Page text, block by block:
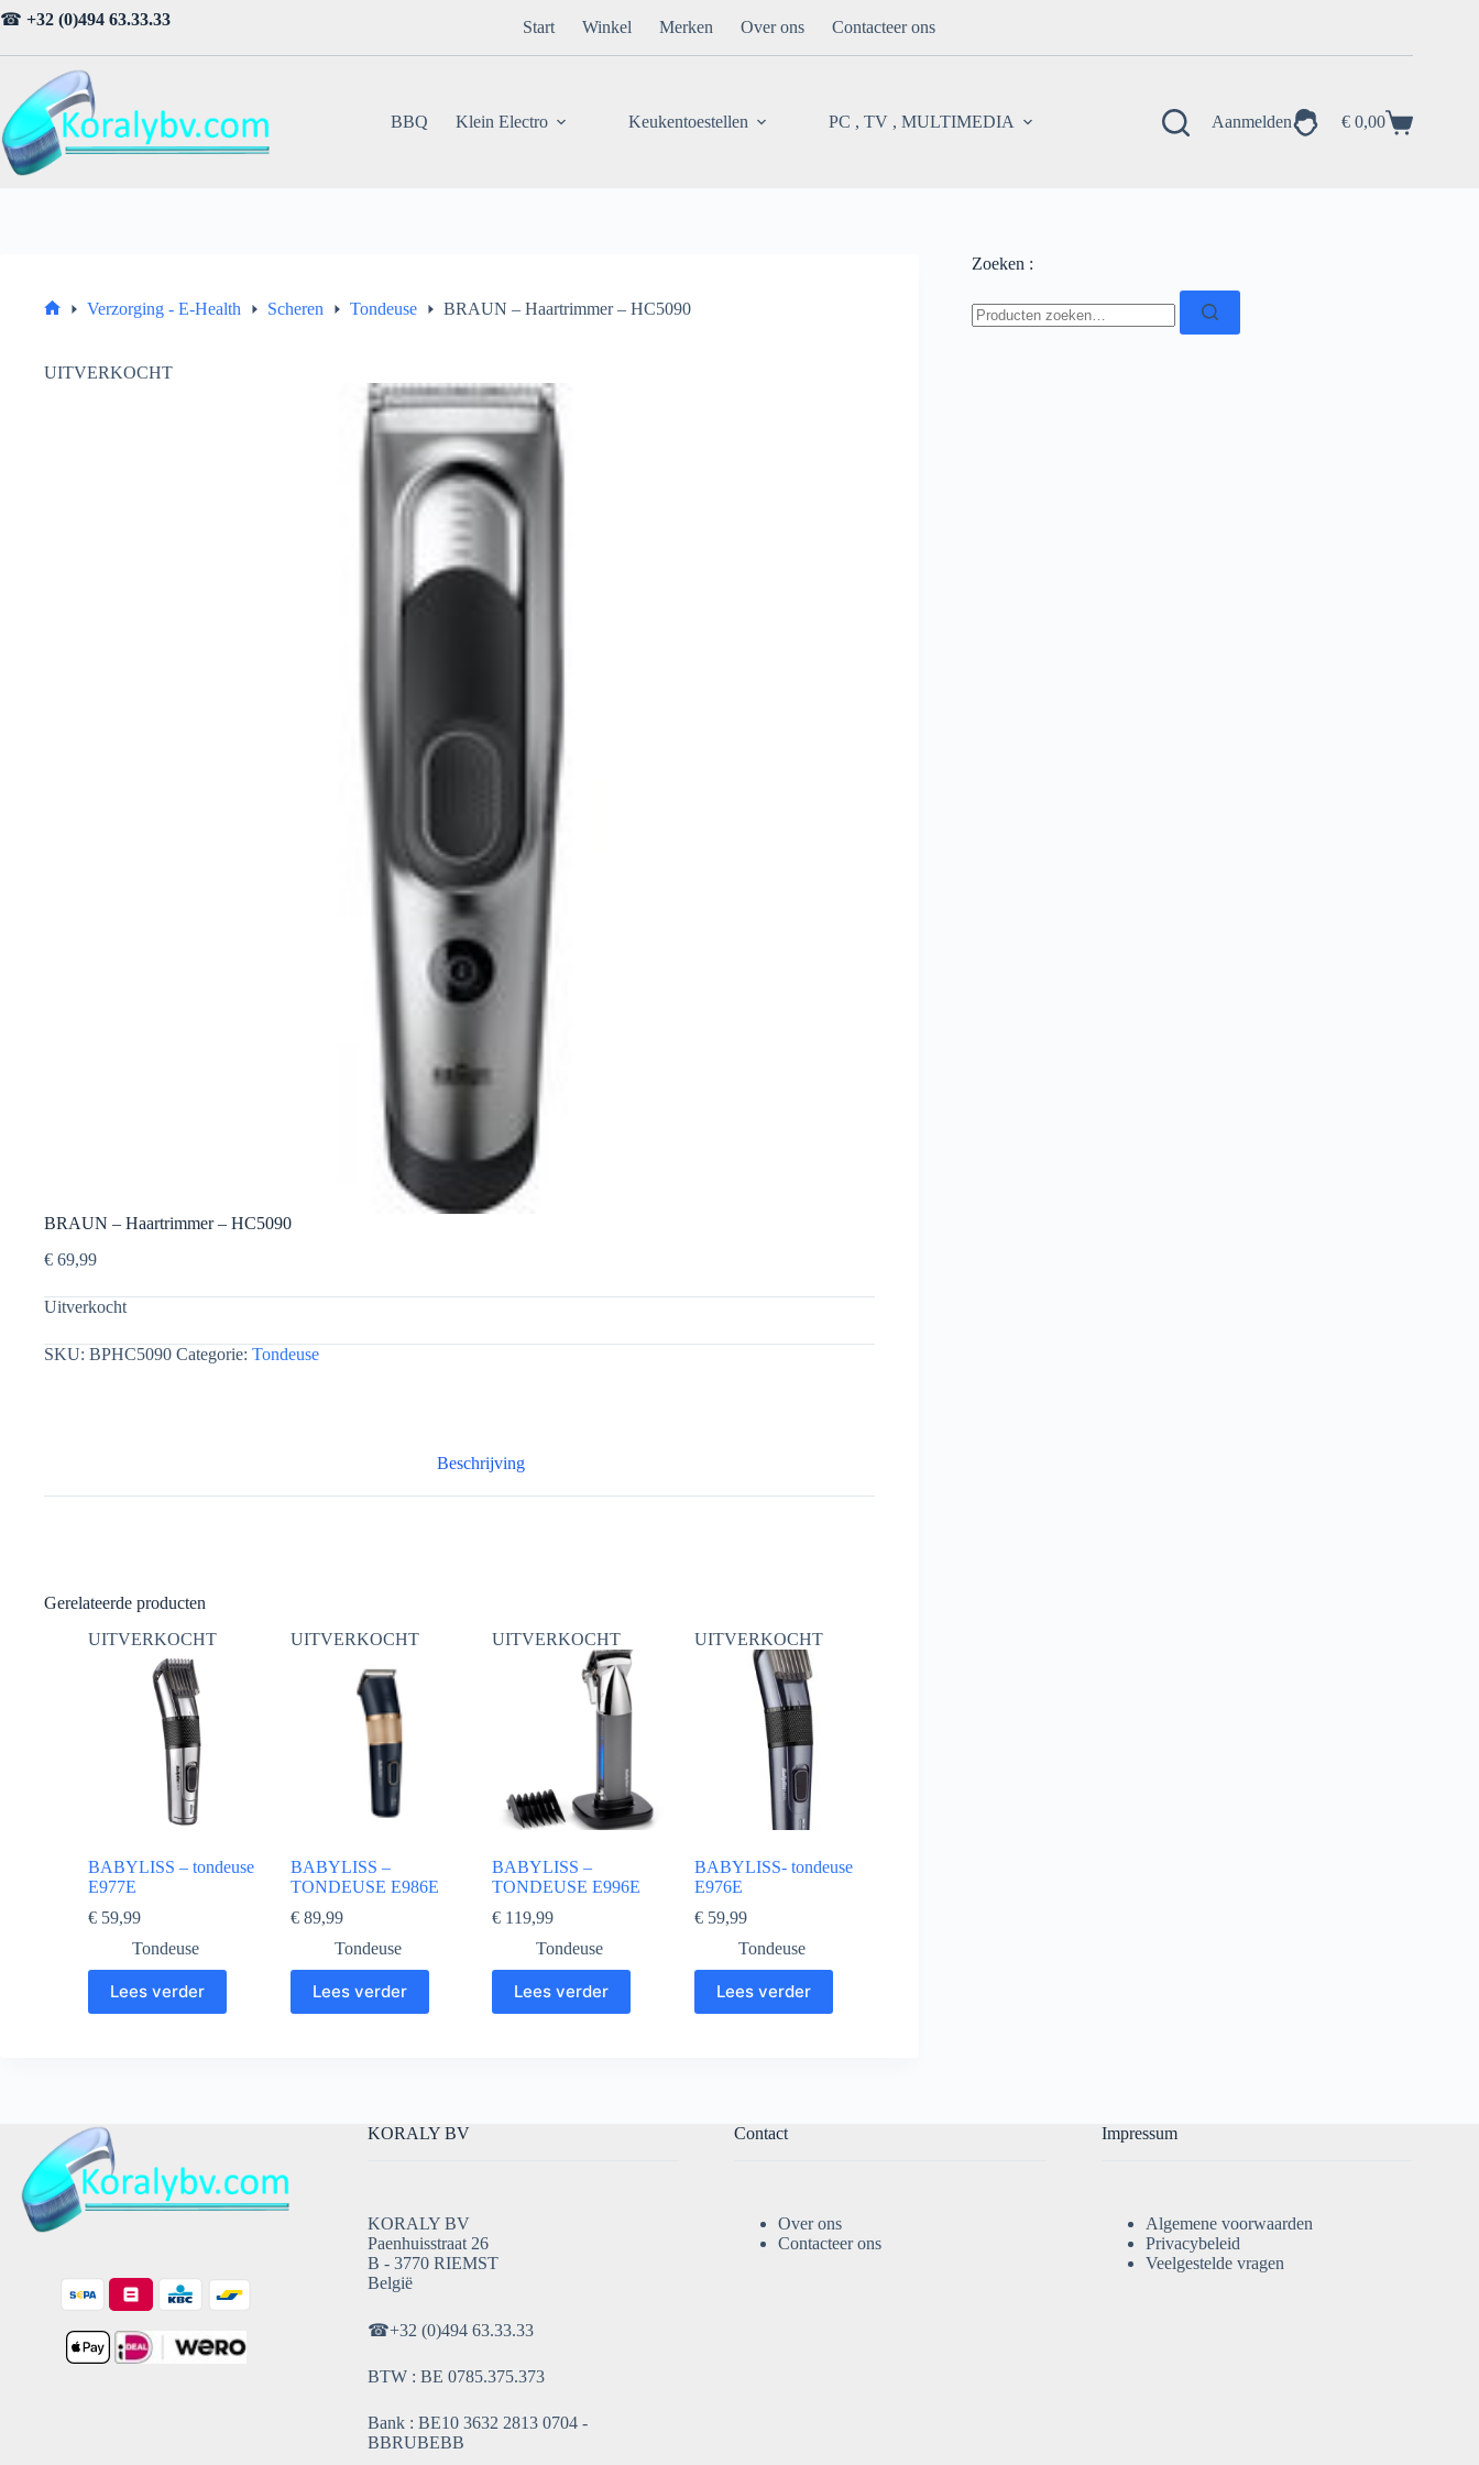
Ga
naar
☎ +32 (0)494 63.33.33 Start Winkel Merken Over ons Contacteer ons
BBQ Klein Electro Keukentoestellen PC , TV , MULTIMEDIA Aanmelden Winkelwagen
€ 0,00
Verzorging - E-Health Scheren Tondeuse BRAUN – Haartrimmer – HC5090
UITVERKOCHT
BRAUN – Haartrimmer – HC5090
€ 69,99
Uitverkocht
SKU: BPHC5090 Categorie: Tondeuse
Beschrijving
Gerelateerde producten
UITVERKOCHT
BABYLISS – tondeuse
E977E
€ 59,99
Tondeuse
Lees verder
UITVERKOCHT
BABYLISS –
TONDEUSE E986E
€89,99
Tondeuse
Lees verder
UITVERKOCHT
BABYLISS –
TONDEUSE E996E
€ 119,99
Tondeuse
Lees verder
UITVERKOCHT
BABYLISS- tondeuse
E976E
€59,99
Tondeuse
Lees verder
Zoeken :
naar:
KORALY BV
KORALY BV
Paenhuisstraat 26
B - 3770 RIEMST
België
☎+32 (0)494 63.33.33
BTW : BE 0785.375.373
Bank : BE10 3632 2813 0704 -
BBRUBEBB
Contact
Over ons
Contacteer ons
Impressum
Algemene voorwaarden
Privacybeleid
Veelgestelde vragen